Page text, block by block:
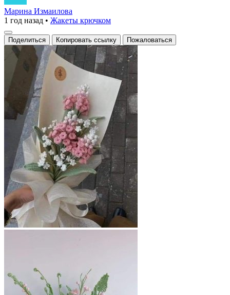
Марина Измаилова
1 год назад • Жакеты крючком
Поделиться Копировать ссылку Пожаловаться